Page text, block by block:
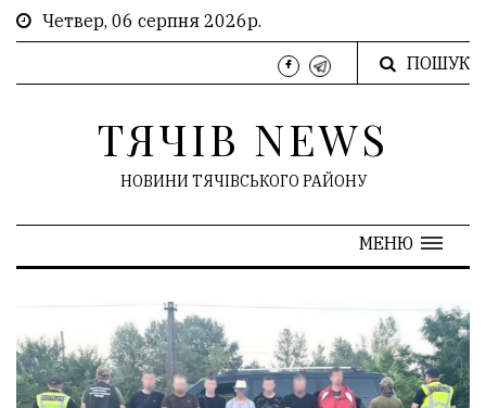
Четвер, 06 серпня 2026р.
ПОШУК
ТЯЧІВ NEWS
НОВИНИ ТЯЧІВСЬКОГО РАЙОНУ
МЕНЮ